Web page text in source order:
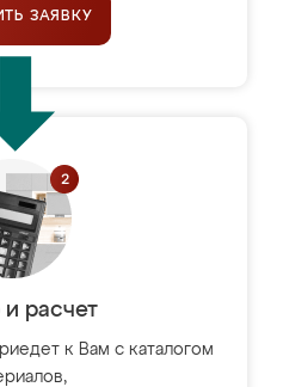
ЗАЯВКУ
расчет
к Вам с каталогом